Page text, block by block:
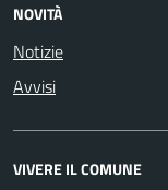
NOVITÀ
Notizie
Avvisi
VIVERE IL COMUNE